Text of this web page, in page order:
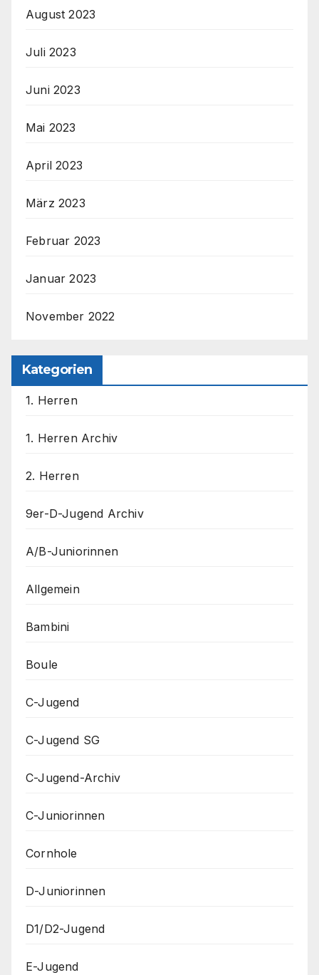
August 2023
Juli 2023
Juni 2023
Mai 2023
April 2023
März 2023
Februar 2023
Januar 2023
November 2022
Kategorien
1. Herren
1. Herren Archiv
2. Herren
9er-D-Jugend Archiv
A/B-Juniorinnen
Allgemein
Bambini
Boule
C-Jugend
C-Jugend SG
C-Jugend-Archiv
C-Juniorinnen
Cornhole
D-Juniorinnen
D1/D2-Jugend
E-Jugend